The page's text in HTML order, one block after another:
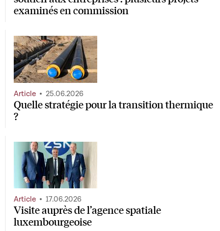
examinés en commission
Quelle stratégie pour la transition thermique
?
Article 25.06.2026
Visite auprès de l’agence spatiale
luxembourgeoise
Article 17.06.2026